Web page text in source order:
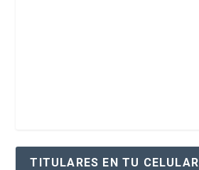
TITULARES EN TU CELULAR